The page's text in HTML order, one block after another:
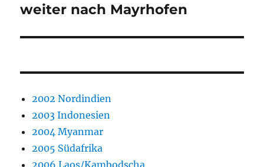
Beitrag:
weiter nach Mayrhofen
2002 Nordindien
2003 Indonesien
2004 Myanmar
2005 Südafrika
2006 Laos/Kambodscha